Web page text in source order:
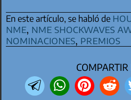
En este artículo, se habló de
nme, nme shockwaves
nominaciones, premios
COMPARTIR